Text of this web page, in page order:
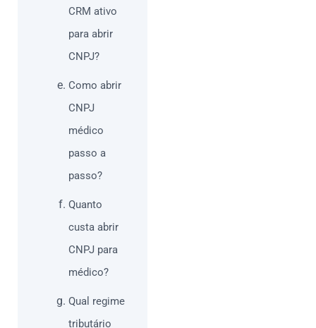
CRM ativo
para abrir
CNPJ?
Como abrir
CNPJ
médico
passo a
passo?
Quanto
custa abrir
CNPJ para
médico?
Qual regime
tributário